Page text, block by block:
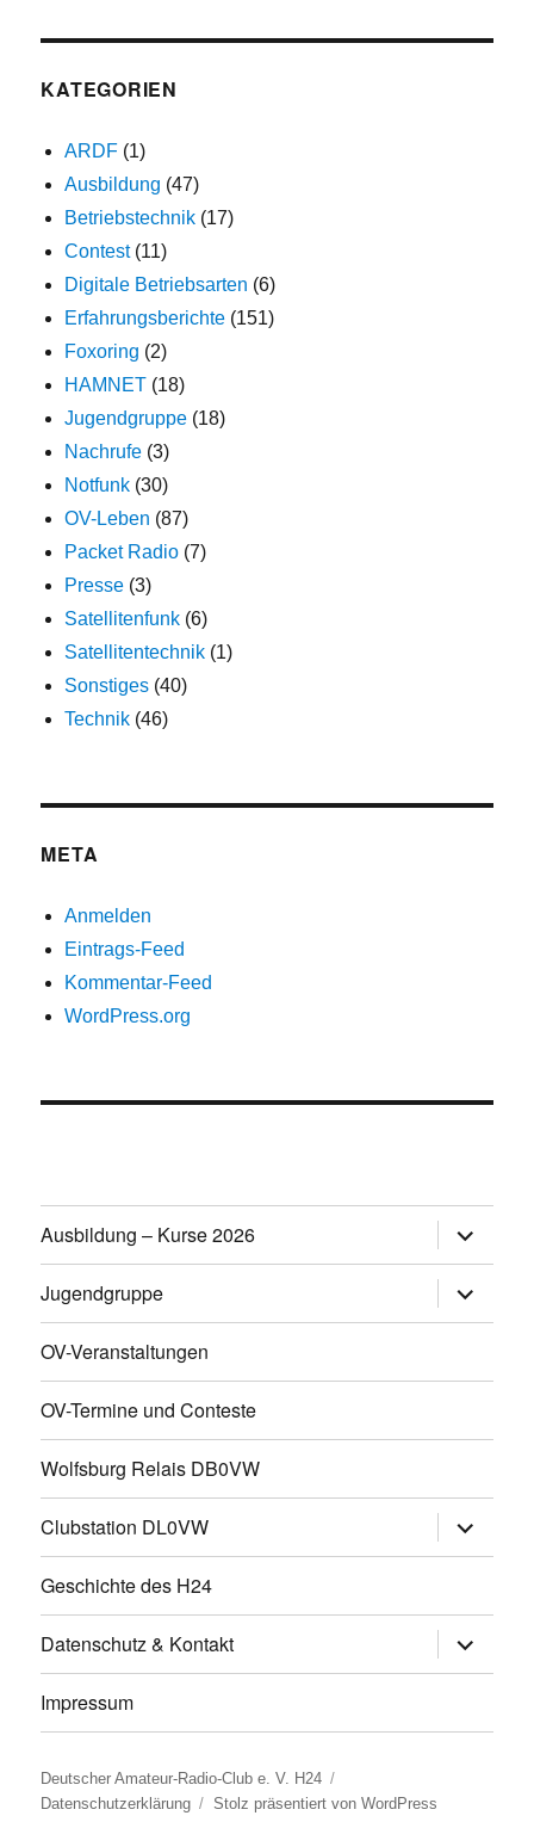
KATEGORIEN
ARDF (1)
Ausbildung (47)
Betriebstechnik (17)
Contest(11)
Digitale Betriebsarten (6)
Erfahrungsberichte (151)
Foxoring (2)
HAMNET (18)
Jugendgruppe (18)
Nachrufe (3)
Notfunk (30)
OV-Leben (87)
Packet Radio (7)
Presse (3)
Satellitenfunk (6)
Satellitentechnik (1)
Sonstiges (40)
Technik (46)
META
Anmelden
Eintrags-Feed
Kommentar-Feed
WordPress.org
Ausbildung – Kurse 2026
öffnen
Jugendgruppe
öffnen
OV-Veranstaltungen
OV-Termine und Conteste
Wolfsburg Relais DB0VW
Clubstation DL0VW
öffnen
Geschichte des H24
Datenschutz & Kontakt
öffnen
Impressum
Deutscher Amateur-Radio-Club e. V. H24
Datenschutzerklärung
Stolz präsentiert von WordPress